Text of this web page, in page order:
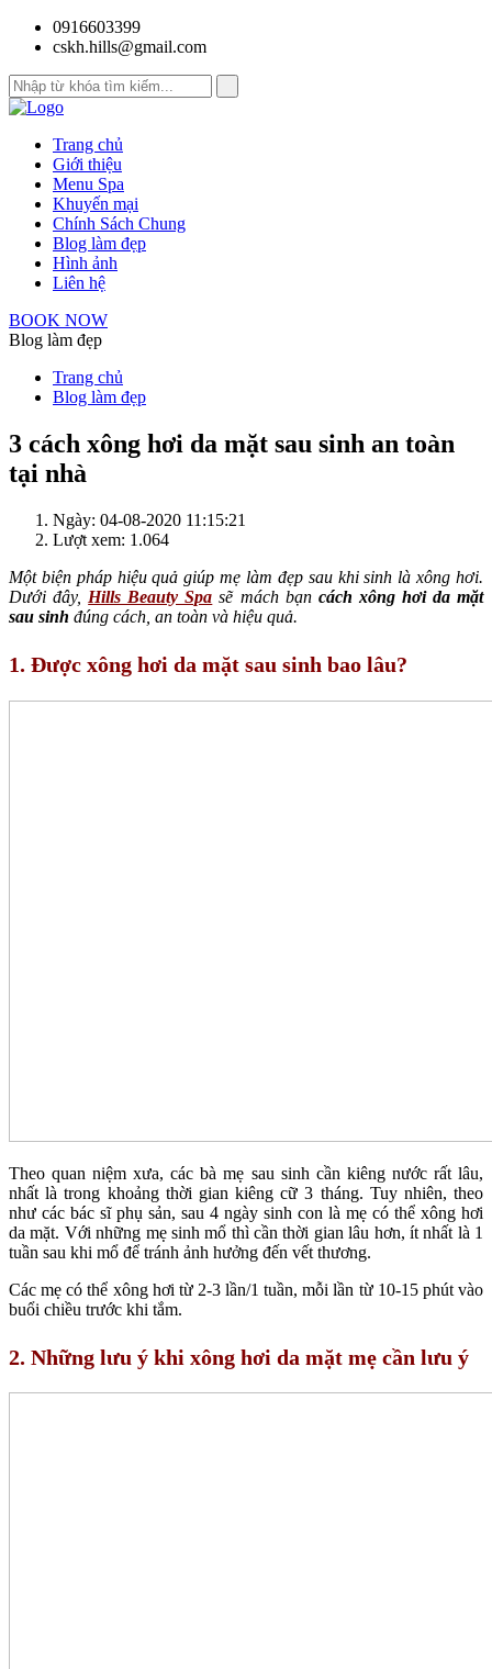
0916603399
cskh.hills@gmail.com
Trang chủ
Giới thiệu
Menu Spa
Khuyến mại
Chính Sách Chung
Blog làm đẹp
Hình ảnh
Liên hệ
BOOK NOW
Blog làm đẹp
Trang chủ
Blog làm đẹp
3 cách xông hơi da mặt sau sinh an toàn
tại nhà
Ngày: 04-08-2020 11:15:21
Lượt xem: 1.064
Một biện pháp hiệu quả giúp mẹ làm đẹp sau khi sinh là xông hơi.
Dưới đây, Hills Beauty Spa sẽ mách bạn cách xông hơi da mặt
sau sinh đúng cách, an toàn và hiệu quả.
1. Được xông hơi da mặt sau sinh bao lâu?
Theo quan niệm xưa, các bà mẹ sau sinh cần kiêng nước rất lâu,
nhất là trong khoảng thời gian kiêng cữ 3 tháng. Tuy nhiên, theo
như các bác sĩ phụ sản, sau 4 ngày sinh con là mẹ có thể xông hơi
da mặt. Với những mẹ sinh mổ thì cần thời gian lâu hơn, ít nhất là 1
tuần sau khi mổ để tránh ảnh hưởng đến vết thương.
Các mẹ có thể xông hơi từ 2-3 lần/1 tuần, mỗi lần từ 10-15 phút vào
buổi chiều trước khi tắm.
2. Những lưu ý khi xông hơi da mặt mẹ cần lưu ý